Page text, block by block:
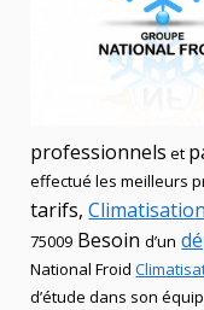
professionnels et
effectué les meilleurs
tarifs,
75009 Besoind’un
National Froid
d’étude dans son